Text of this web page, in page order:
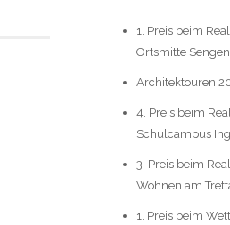
1. Preis beim
Ortsmitte
Architektouren
4. Preis beim
Schulcampus
3. Preis beim
Wohnen am
1. Preis beim